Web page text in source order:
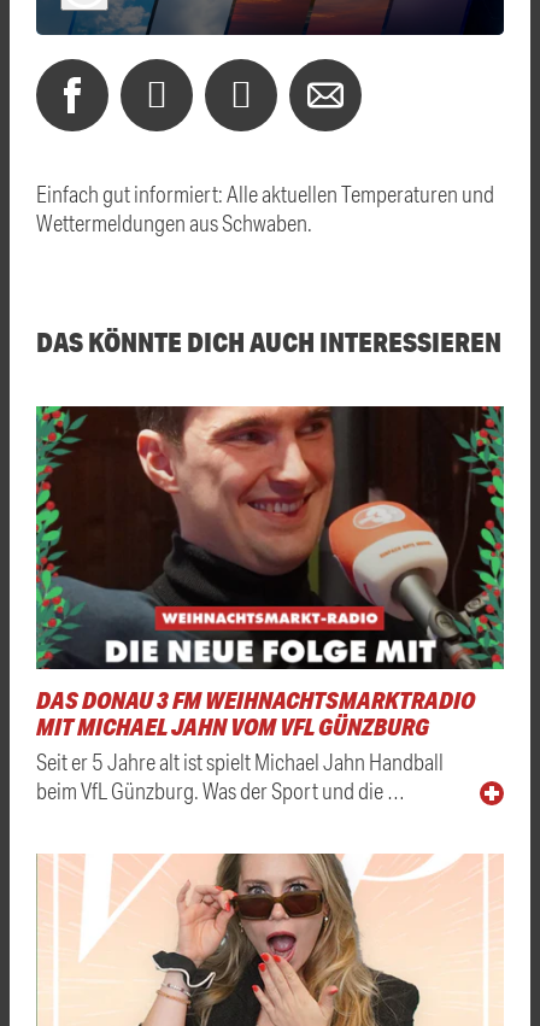
Einfach gut informiert: Alle aktuellen Temperaturen und
Wettermeldungen aus Schwaben.
DAS KÖNNTE DICH AUCH INTERESSIEREN
DAS DONAU 3 FM WEIHNACHTSMARKTRADIO
MIT MICHAEL JAHN VOM VFL GÜNZBURG
Seit er 5 Jahre alt ist spielt Michael Jahn Handball
beim VfL Günzburg. Was der Sport und die …